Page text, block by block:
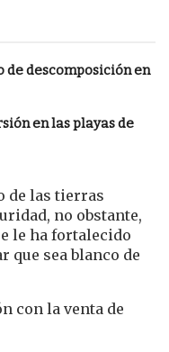
de descomposición en
en las playas de
de las tierras
no obstante,
le ha fortalecido
que sea blanco de
con la venta de